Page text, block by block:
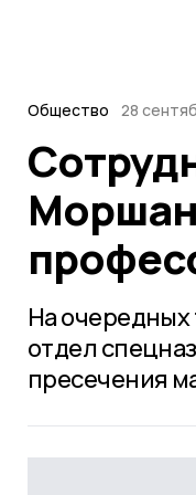
Общество 28
На очередных
отдел
пресечения